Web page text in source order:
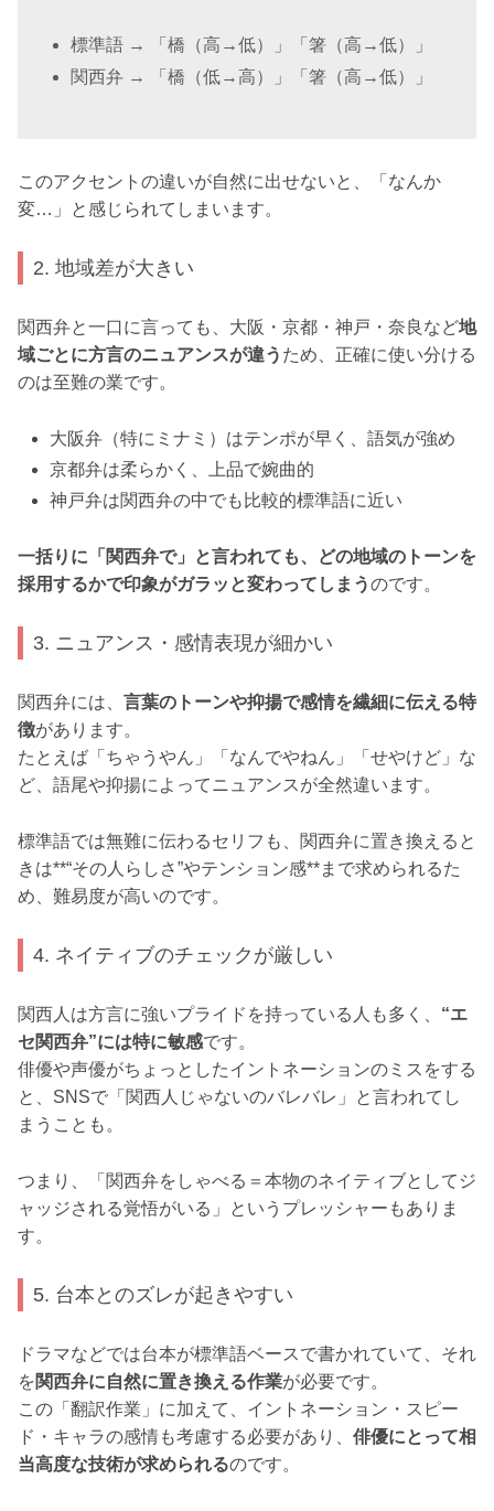
標準語 → 「橋（高→低）」「箸（高→低）」
関西弁 → 「橋（低→高）」「箸（高→低）」
このアクセントの違いが自然に出せないと、「なんか
変…」と感じられてしまいます。
2. 地域差が大きい
関西弁と一口に言っても、大阪・京都・神戸・奈良など地
域ごとに方言のニュアンスが違う ため、正確に使い分ける
のは至難の業です。
大阪弁（特にミナミ）はテンポが早く、語気が強め
京都弁は柔らかく、上品で婉曲的
神戸弁は関西弁の中でも比較的標準語に近い
一括りに「関西弁で」と言われても、どの地域のトーンを
採用するかで印象がガラッと変わってしまうのです。
3. ニュアンス・感情表現が細かい
関西弁には、 言葉のトーンや抑揚で感情を繊細に伝える特
徴があります。
たとえば「ちゃうやん」「なんでやねん」「せやけど」な
ど、語尾や抑揚によってニュアンスが全然違います。
標準語では無難に伝わるセリフも、関西弁に置き換えると
きは**“その人らしさ”やテンション感**まで求められるた
め、難易度が高いのです。
4. ネイティブのチェックが厳しい
関西人は方言に強いプライドを持っている人も多く、 “エ
セ関西弁”には特に敏感です。
俳優や声優がちょっとしたイントネーションのミスをする
と、SNSで「関西人じゃないのバレバレ」と言われてし
まうことも。
つまり、「関西弁をしゃべる＝本物のネイティブとしてジ
ャッジされる覚悟がいる」というプレッシャーもありま
す。
5. 台本とのズレが起きやすい
ドラマなどでは台本が標準語ベースで書かれていて、それ
を関西弁に自然に置き換える作業が必要です。
この「翻訳作業」に加えて、イントネーション・スピー
ド・キャラの感情も考慮する必要があり、 俳優にとって相
当高度な技術が求められるのです。